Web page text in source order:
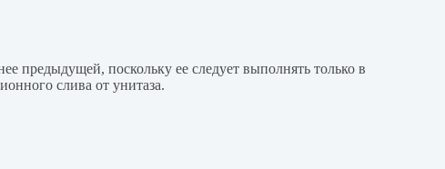
предыдущей, поскольку ее следует выполнять только в
слива от унитаза.